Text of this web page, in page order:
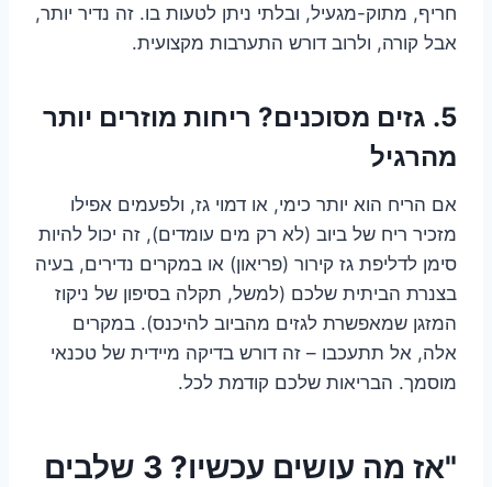
חריף, מתוק-מגעיל, ובלתי ניתן לטעות בו. זה נדיר יותר,
אבל קורה, ולרוב דורש התערבות מקצועית.
5. גזים מסוכנים? ריחות מוזרים יותר
מהרגיל
אם הריח הוא יותר כימי, או דמוי גז, ולפעמים אפילו
מזכיר ריח של ביוב (לא רק מים עומדים), זה יכול להיות
סימן לדליפת גז קירור (פריאון) או במקרים נדירים, בעיה
בצנרת הביתית שלכם (למשל, תקלה בסיפון של ניקוז
המזגן שמאפשרת לגזים מהביוב להיכנס). במקרים
אלה, אל תתעכבו – זה דורש בדיקה מיידית של טכנאי
מוסמך. הבריאות שלכם קודמת לכל.
"אז מה עושים עכשיו? 3 שלבים